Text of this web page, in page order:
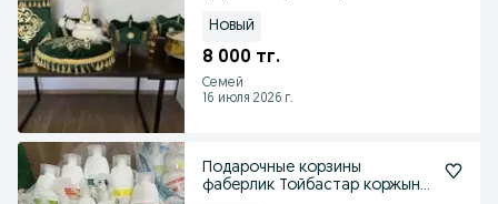
Новый
8 000 тг.
Семей
16 июля 2026 г.
Подарочные корзины
фаберлик Тойбастар коржын